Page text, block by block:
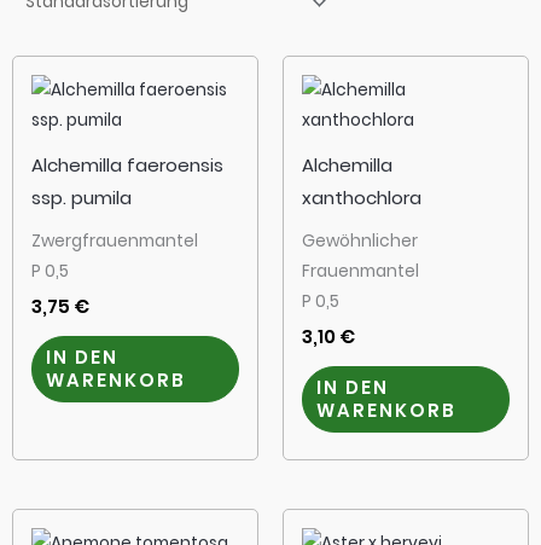
Alchemilla faeroensis
ssp. pumila
Zwergfrauenmantel
P 0,5
3,75 €
IN DEN
WARENKORB
Alchemilla
xanthochlora
Gewöhnlicher
Frauenmantel
P 0,5
3,10€
IN DEN
WARENKORB